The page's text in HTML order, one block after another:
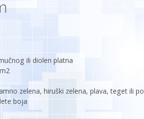
ili diolen platna
zelena, hiruški zelena, plava, teget ili po
boja